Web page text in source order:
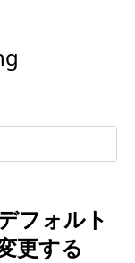
フォルト
更する